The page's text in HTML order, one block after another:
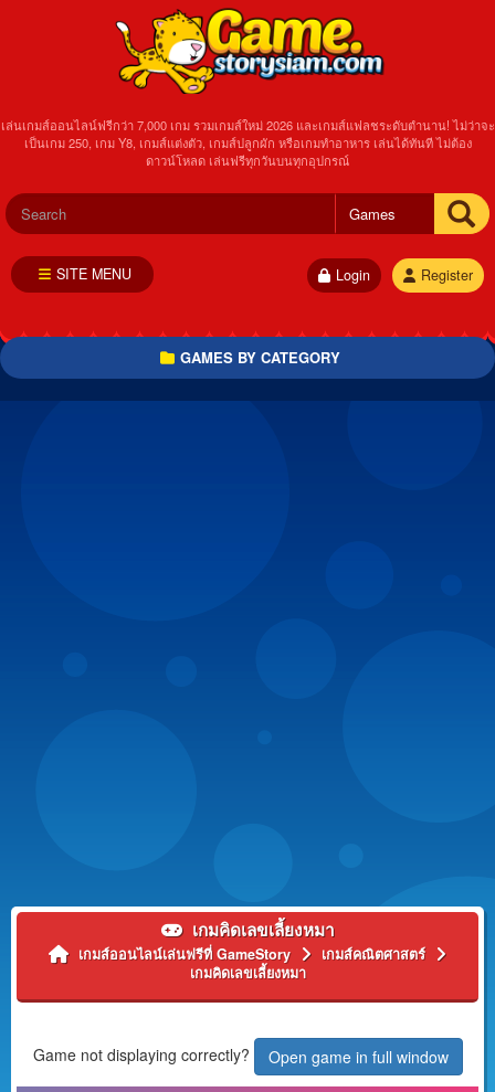
เล่นเกมส์ออนไลน์ฟรีกว่า 7,000 เกม รวมเกมส์ใหม่ 2026 และเกมส์แฟลชระดับตำนาน! ไม่ว่าจะ
เป็นเกม 250, เกม Y8, เกมส์แต่งตัว, เกมส์ปลูกผัก หรือเกมทำอาหาร เล่นได้ทันที ไม่ต้อง
ดาวน์โหลด เล่นฟรีทุกวันบนทุกอุปกรณ์
Register
Login
SITE MENU
GAMES BY CATEGORY
เกมคิดเลขเลี้ยงหมา
เกมส์ออนไลน์เล่นฟรีที่ GameStory
เกมส์คณิตศาสตร์
เกมคิดเลขเลี้ยงหมา
Game not displaying correctly? Open game in full window